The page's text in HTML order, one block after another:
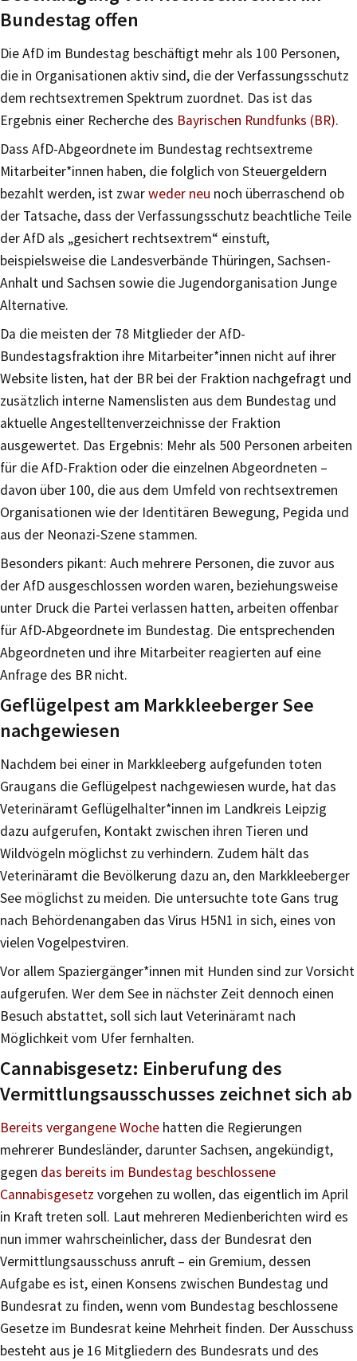
Bundestag offen
Die AfD im Bundestag beschäftigt mehr als 100 Personen,
die in Organisationen aktiv sind, die der Verfassungsschutz
dem rechtsextremen Spektrum zuordnet. Das ist das
Ergebnis einer Recherche des Bayrischen Rundfunks (BR).
Dass AfD-Abgeordnete im Bundestag rechtsextreme
Mitarbeiter*innen haben, die folglich von Steuergeldern
bezahlt werden, ist zwarweder neu noch überraschend ob
der Tatsache, dass der Verfassungsschutz beachtliche Teile
der AfD als „gesichert rechtsextrem“ einstuft,
beispielsweise die Landesverbände Thüringen, Sachsen-
Anhalt und Sachsen sowie die Jugendorganisation Junge
Alternative.
Da die meisten der 78 Mitglieder der AfD-
Bundestagsfraktion ihre Mitarbeiter*innen nicht auf ihrer
Website listen, hat der BR bei der Fraktion nachgefragt und
zusätzlich interne Namenslisten aus dem Bundestag und
aktuelle Angestelltenverzeichnisse der Fraktion
ausgewertet. Das Ergebnis: Mehr als 500 Personen arbeiten
für die AfD-Fraktion oder die einzelnen Abgeordneten –
davon über 100, die aus dem Umfeld von rechtsextremen
Organisationen wie der Identitären Bewegung, Pegida und
aus der Neonazi-Szene stammen.
Besonders pikant: Auch mehrere Personen, die zuvor aus
der AfD ausgeschlossen worden waren, beziehungsweise
unter Druck die Partei verlassen hatten, arbeiten offenbar
für AfD-Abgeordnete im Bundestag. Die entsprechenden
Abgeordneten und ihre Mitarbeiter reagierten auf eine
Anfrage des BR nicht.
Geflügelpest am Markkleeberger See
nachgewiesen
Nachdem bei einer in Markkleeberg aufgefunden toten
Graugans die Geflügelpest nachgewiesen wurde, hat das
Veterinäramt Geflügelhalter*innen im Landkreis Leipzig
dazu aufgerufen, Kontakt zwischen ihren Tieren und
Wildvögeln möglichst zu verhindern. Zudem hält das
Veterinäramt die Bevölkerung dazu an, den Markkleeberger
See möglichst zu meiden. Die untersuchte tote Gans trug
nach Behördenangaben das Virus H5N1 in sich, eines von
vielen Vogelpestviren.
Vor allem Spaziergänger*innen mit Hunden sind zur Vorsicht
aufgerufen. Wer dem See in nächster Zeit dennoch einen
Besuch abstattet, soll sich laut Veterinäramt nach
Möglichkeit vom Ufer fernhalten.
Cannabisgesetz: Einberufung des
Vermittlungsausschusses zeichnet sich ab
Bereits vergangene Woche hatten die Regierungen
mehrerer Bundesländer, darunter Sachsen, angekündigt,
gegen das bereits im Bundestag beschlossene
Cannabisgesetz vorgehen zu wollen, das eigentlich im April
in Kraft treten soll. Laut mehreren Medienberichten wird es
nun immer wahrscheinlicher, dass der Bundesrat den
Vermittlungsausschuss anruft – ein Gremium, dessen
Aufgabe es ist, einen Konsens zwischen Bundestag und
Bundesrat zu finden, wenn vom Bundestag beschlossene
Gesetze im Bundesrat keine Mehrheit finden. Der Ausschuss
besteht aus je 16 Mitgliedern des Bundesrats und des